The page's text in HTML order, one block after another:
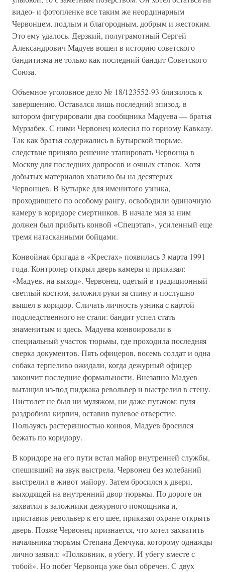
видео- и фотопленке все таким же неординарным
Червонцем, подлым и благородным, добрым и жестоким.
Это ему удалось. Дерзкий, полуграмотный Сергей
Александрович Мадуев вошел в историю советского
бандитизма не только как последний бандит Советского
Союза.
Объемное уголовное дело № 18/123552-93 близилось к
завершению. Оставался лишь последний эпизод, в
котором фигурировали два сообщника Мадуева — братья
Мурзабек. С ними Червонец колесил по горному Кавказу.
Так как братья содержались в Бутырской тюрьме,
следствие приняло решение этапировать Червонца в
Москву для последних допросов и очных ставок. Хотя
добытых материалов хватило бы на десятерых
Червонцев. В Бутырке для именитого узника,
проходившего по особому рангу, освободили одиночную
камеру в коридоре смертников. В начале мая за ним
должен был прибыть конвой «Спецэтап», усиленный еще
тремя натасканными бойцами.
Конвойная бригада в «Крестах» появилась 3 марта 1991
года. Контролер открыл дверь камеры и приказал:
«Мадуев, на выход». Червонец, одетый в традиционный
светлый костюм, заложил руки за спину и послушно
вышел в коридор. Сличать личность узника с картой
подследственного не стали: бандит успел стать
знаменитым и здесь. Мадуева конвоировали в
специальный участок тюрьмы, где проходила последняя
сверка документов. Пять офицеров, восемь солдат и одна
собака терпеливо ожидали, когда дежурный офицер
закончит последние формальности. Внезапно Мадуев
вытащил из-под пиджака револьвер и выстрелил в стену.
Пистолет не был ни муляжом, ни даже пугачом: пуля
раздробила кирпич, оставив пулевое отверстие.
Пользуясь растерянностью конвоя, Мадуев бросился
бежать по коридору.
В коридоре на его пути встал майор внутренней службы,
спешивший на звук выстрела. Червонец без колебаний
выстрелил в живот майору. Затем бросился к двери,
выходящей на внутренний двор тюрьмы. По дороге он
захватил в заложники дежурного помощника и,
приставив револьвер к его шее, приказал охране открыть
дверь. Позже Червонец признается, что хотел захватить
начальника тюрьмы Степана Демчука, которому однажды
лично заявил: «Полковник, я убегу. И убегу вместе с
тобой». Но побег Червонца уже был обречен. С двух